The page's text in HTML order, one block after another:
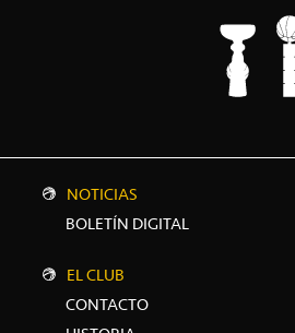
NOTICIAS
BOLETÍN DIGITAL
EL CLUB
CONTACTO